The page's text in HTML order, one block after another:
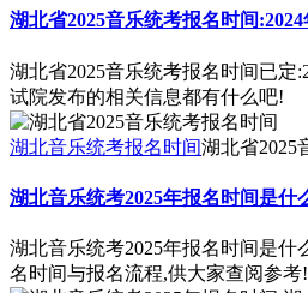
湖北省2025音乐统考报名时间:2024
湖北省2025音乐统考报名时间已
试院发布的相关信息都有什么吧!
湖北音乐统考报名时间湖北省2025
湖北音乐统考2025年报名时间是什
湖北音乐统考2025年报名时间是
名时间与报名流程,供大家查阅参考!